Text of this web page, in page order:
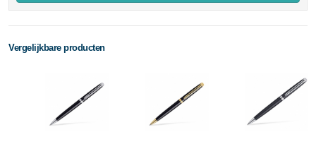
Vergelijkbare producten